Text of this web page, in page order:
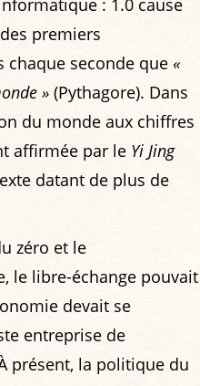
: 1.0 cause
premiers
seconde que «
» (Pythagore). Dans
du monde aux chiffres
affirmée par le Yi Jing
datant de plus de
zéro et le
le libre-échange pouvait
devait se
entreprise de
présent, la politique du